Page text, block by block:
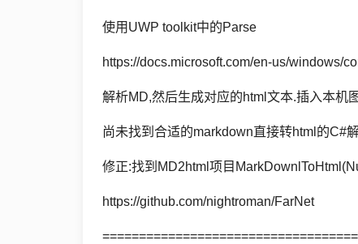
使用UWP toolkit中的Parse
https://docs.microsoft.com/en-us/windows/
解析MD,然后生成对应的html文本.插入本机
尚未找到合适的markdown直接转html的C#
修正:找到MD2html项目
https://github.com/nightroman/FarNet